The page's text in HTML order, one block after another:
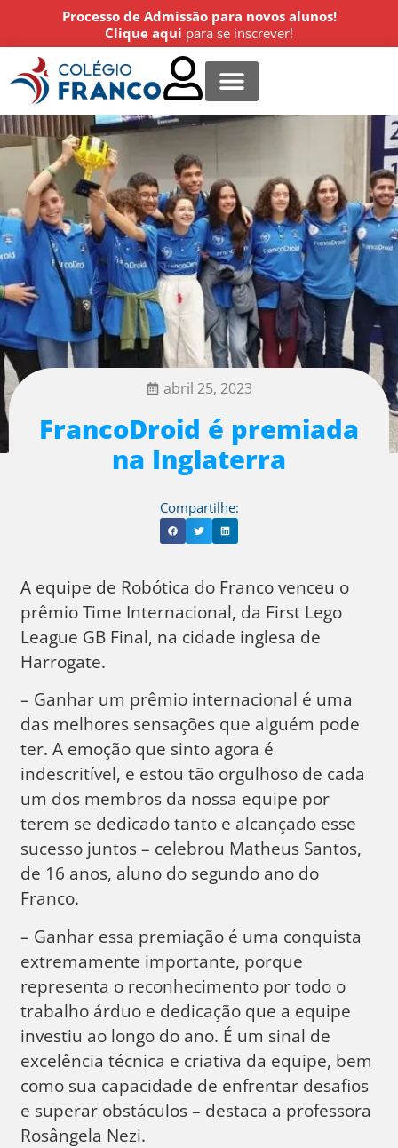
Processo de Admissão para novos alunos!
Clique aqui para se inscrever!
abril 25, 2023
FrancoDroid é premiada
na Inglaterra
Compartilhe:
A equipe de Robótica do Franco venceu o
prêmio Time Internacional, da First Lego
League GB Final, na cidade inglesa de
Harrogate.
– Ganhar um prêmio internacional é uma
das melhores sensações que alguém pode
ter. A emoção que sinto agora é
indescritível, e estou tão orgulhoso de cada
um dos membros da nossa equipe por
terem se dedicado tanto e alcançado esse
sucesso juntos – celebrou Matheus Santos,
de 16 anos, aluno do segundo ano do
Franco.
– Ganhar essa premiação é uma conquista
extremamente importante, porque
representa o reconhecimento por todo o
trabalho árduo e dedicação que a equipe
investiu ao longo do ano. É um sinal de
excelência técnica e criativa da equipe, bem
como sua capacidade de enfrentar desafios
e superar obstáculos – destaca a professora
Rosângela Nezi.